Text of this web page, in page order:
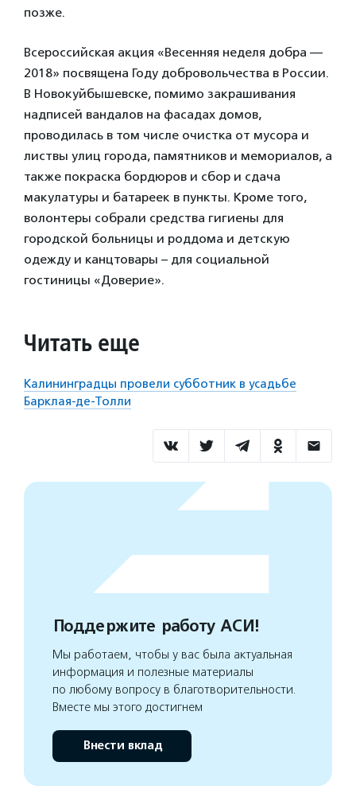
позже.
Всероссийская акция «Весенняя неделя добра —
2018» посвящена Году добровольчества в России.
В Новокуйбышевске, помимо закрашивания
надписей вандалов на фасадах домов,
проводилась в том числе очистка от мусора и
листвы улиц города, памятников и мемориалов, а
также покраска бордюров и сбор и сдача
макулатуры и батареек в пункты. Кроме того,
волонтеры собрали средства гигиены для
городской больницы и роддома и детскую
одежду и канцтовары – для социальной
гостиницы «Доверие».
Читать еще
Калининградцы провели субботник в усадьбе
Барклая-де-Толли
Поддержите работу АСИ!
Мы работаем, чтобы у вас была актуальная
информация и полезные материалы
по любому вопросу в благотворительности.
Вместе мы этого достигнем
Внести вклад